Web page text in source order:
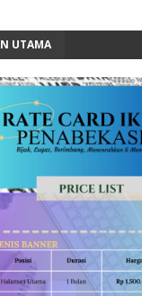
UTAMA